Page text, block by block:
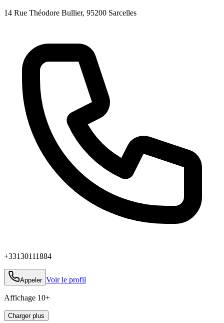
14 Rue Théodore Bullier, 95200 Sarcelles
+33130111884
Appeler Voir le profil
Affichage 10+
Charger plus